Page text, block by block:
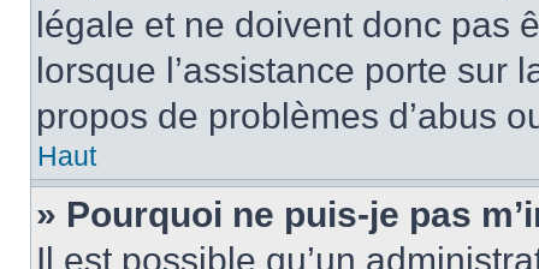
légale et ne doivent donc pas
lorsque l’assistance porte sur
propos de problèmes d’abus
Haut
» Pourquoi ne puis-je pas
Il est possible qu’un